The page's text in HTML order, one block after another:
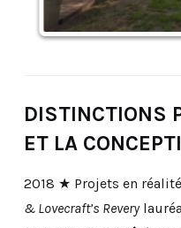
DISTINCTIONS
ET LA
2018 ★ Projets en
& Lovecraft’s Revery